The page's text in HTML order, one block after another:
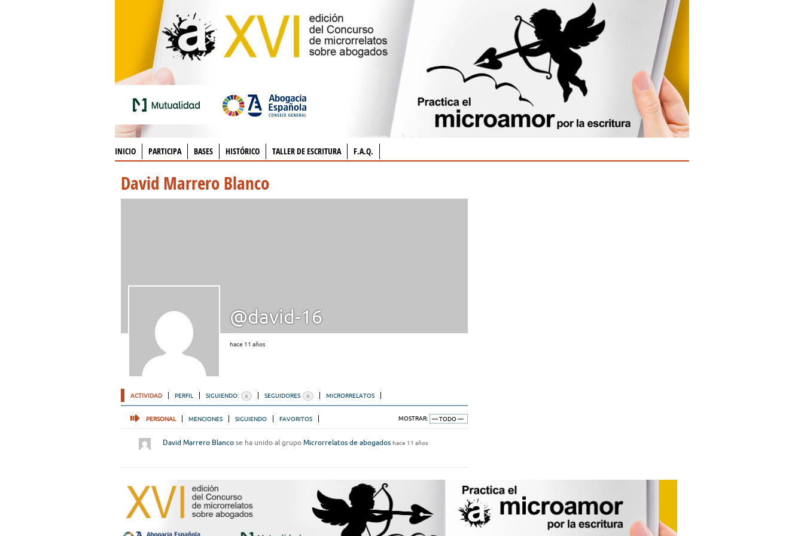
INICIO PARTICIPA BASES HISTÓRICO TALLER DE ESCRITURA F.A.Q.
David Marrero Blanco
@david-16
hace 11 años
ACTIVIDAD PERFIL SIGUIENDO: 0 SEGUIDORES 0 MICRORRELATOS
PERSONAL MENCIONES SIGUIENDO FAVORITOS MOSTRAR:
David Marrero Blanco se ha unido al grupo Microrrelatos de abogados hace 11 años